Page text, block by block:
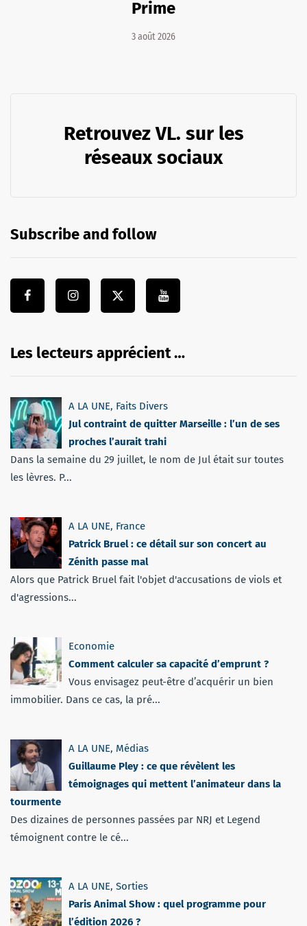
Prime
3 août 2026
Retrouvez VL. sur les
réseaux sociaux
Subscribe and follow
Les lecteurs apprécient …
A LA UNE, Faits Divers
Jul contraint de quitter Marseille : l’un de ses
proches l’aurait trahi
Dans la semaine du 29 juillet, le nom de Jul était sur toutes
les lèvres. P...
A LA UNE, France
Patrick Bruel : ce détail sur son concert au
Zénith passe mal
Alors que Patrick Bruel fait l'objet d'accusations de viols et
d'agressions...
Economie
Comment calculer sa capacité d’emprunt ?
Vous envisagez peut-être d’acquérir un bien
immobilier. Dans ce cas, la pré...
A LA UNE, Médias
Guillaume Pley : ce que révèlent les
témoignages qui mettent l’animateur dans la
tourmente
Des dizaines de personnes passées par NRJ et Legend
témoignent contre le cé...
A LA UNE, Sorties
Paris Animal Show : quel programme pour
l’édition 2026 ?